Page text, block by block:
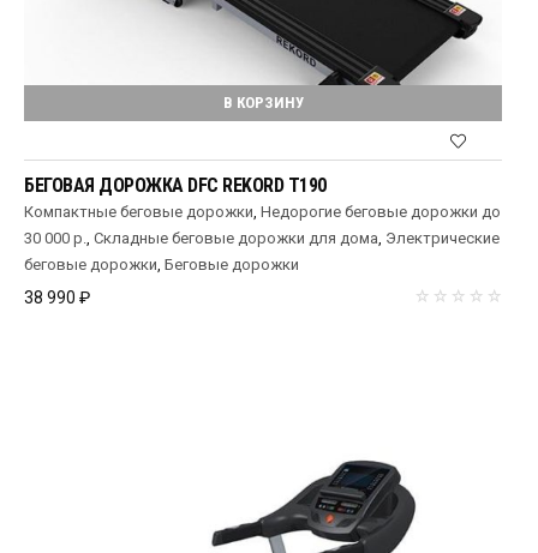
В КОРЗИНУ
БЕГОВАЯ ДОРОЖКА DFC REKORD T190
Компактные беговые дорожки,Недорогие беговые дорожки до
30 000 р.,Складные беговые дорожки для дома, Электрические
беговые дорожки,Беговые дорожки
38 990 ₽